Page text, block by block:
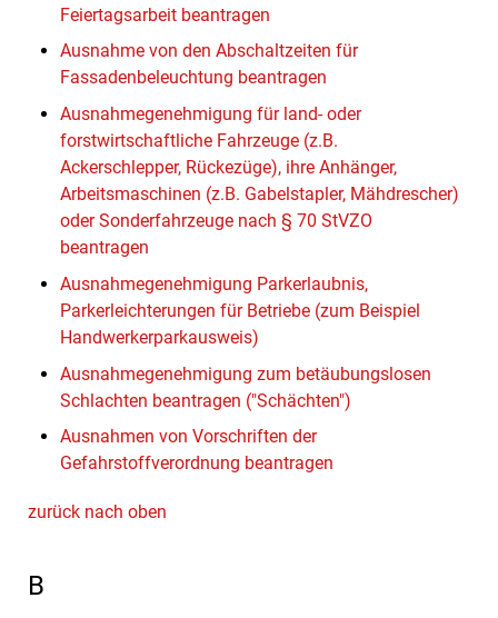
Feiertagsarbeit beantragen
Ausnahme von den Abschaltzeiten für
Fassadenbeleuchtung beantragen
Ausnahmegenehmigung für land- oder
forstwirtschaftliche Fahrzeuge (z.B.
Ackerschlepper, Rückezüge), ihre Anhänger,
Arbeitsmaschinen (z.B. Gabelstapler, Mähdrescher)
oder Sonderfahrzeuge nach § 70 StVZO
beantragen
Ausnahmegenehmigung Parkerlaubnis,
Parkerleichterungen für Betriebe (zum Beispiel
Handwerkerparkausweis)
Ausnahmegenehmigung zum betäubungslosen
Schlachten beantragen ("Schächten")
Ausnahmen von Vorschriften der
Gefahrstoffverordnung beantragen
zurück nach oben
B